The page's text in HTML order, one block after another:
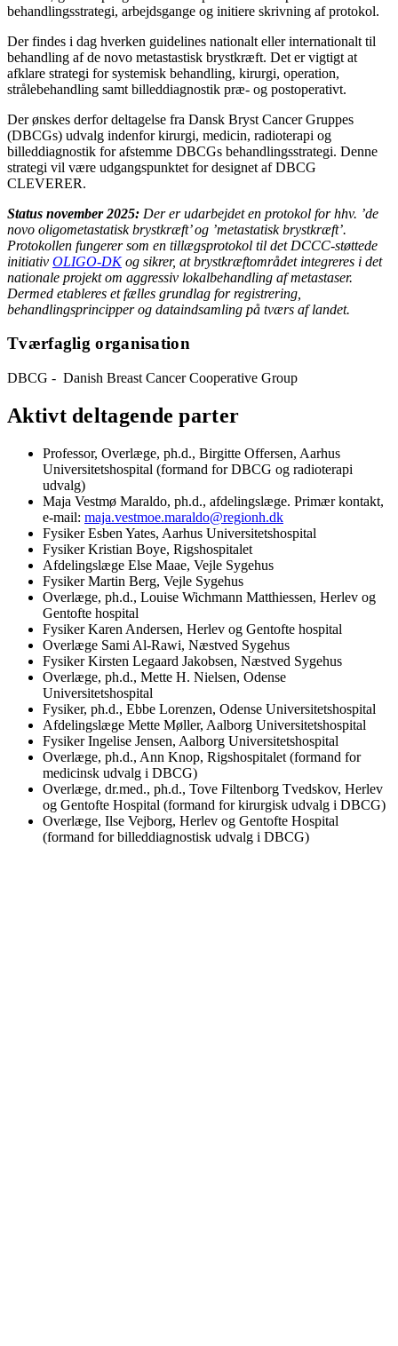
behandlingsstrategi, arbejdsgange og initiere skrivning af protokol.
Der findes i dag hverken guidelines nationalt eller internationalt til
behandling af de novo metastastisk brystkræft. Det er vigtigt at
afklare strategi for systemisk behandling, kirurgi, operation,
strålebehandling samt billeddiagnostik præ- og postoperativt.
Der ønskes derfor deltagelse fra Dansk Bryst Cancer Gruppes
(DBCGs) udvalg indenfor kirurgi, medicin, radioterapi og
billeddiagnostik for afstemme DBCGs behandlingsstrategi. Denne
strategi vil være udgangspunktet for designet af DBCG
CLEVERER.
Status november 2025: Der er udarbejdet en protokol for hhv. ’de
novo oligometastatisk brystkræft’og ’metastatisk brystkræft’.
Protokollen fungerer som en tillægsprotokol til det DCCC-støttede
initiativ OLIGO-DKog sikrer, at brystkræftområdet integreres i det
nationale projekt om aggressiv lokalbehandling af metastaser.
Dermed etableres et fælles grundlag for registrering,
behandlingsprincipper og dataindsamling på tværs af landet.
Tværfaglig organisation
DBCG - Danish Breast Cancer Cooperative Group
Aktivt deltagende parter
Professor, Overlæge, ph.d., Birgitte Offersen, Aarhus
Universitetshospital (formand for DBCG og radioterapi
udvalg)
Maja Vestmø Maraldo, ph.d., afdelingslæge. Primær kontakt,
e-mail: maja.vestmoe.maraldo@regionh.dk
Fysiker Esben Yates, Aarhus Universitetshospital
Fysiker Kristian Boye, Rigshospitalet
Afdelingslæge Else Maae, Vejle Sygehus
Fysiker Martin Berg, Vejle Sygehus
Overlæge, ph.d., Louise Wichmann Matthiessen, Herlev og
Gentofte hospital
Fysiker Karen Andersen, Herlev og Gentofte hospital
Overlæge Sami Al-Rawi, Næstved Sygehus
Fysiker Kirsten Legaard Jakobsen, Næstved Sygehus
Overlæge, ph.d., Mette H. Nielsen, Odense
Universitetshospital
Fysiker, ph.d., Ebbe Lorenzen, Odense Universitetshospital
Afdelingslæge Mette Møller, Aalborg Universitetshospital
Fysiker Ingelise Jensen, Aalborg Universitetshospital
Overlæge, ph.d., Ann Knop, Rigshospitalet (formand for
medicinsk udvalg i DBCG)
Overlæge, dr.med., ph.d., Tove Filtenborg Tvedskov, Herlev
og Gentofte Hospital (formand for kirurgisk udvalg i DBCG)
Overlæge, Ilse Vejborg, Herlev og Gentofte Hospital
(formand for billeddiagnostisk udvalg i DBCG)